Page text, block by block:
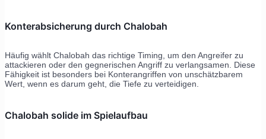
Konterabsicherung durch Chalobah
Häufig wählt Chalobah das richtige Timing, um den Angreifer zu
attackieren oder den gegnerischen Angriff zu verlangsamen. Diese
Fähigkeit ist besonders bei Konterangriffen von unschätzbarem
Wert, wenn es darum geht, die Tiefe zu verteidigen.
Chalobah solide im Spielaufbau